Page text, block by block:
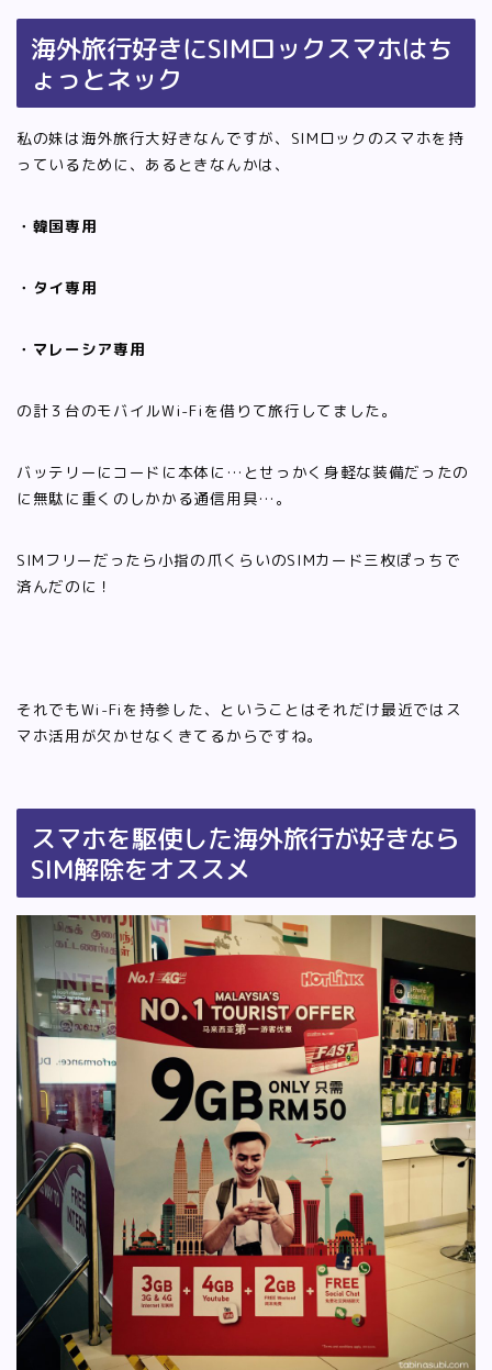
海外旅行好きにSIMロックスマホはち
ょっとネック
私の妹は海外旅行大好きなんですが、SIMロックのスマホを持
っているために、あるときなんかは、
・韓国専用
・タイ専用
・マレーシア専用
の計３台のモバイルWi-Fiを借りて旅行してました。
バッテリーにコードに本体に…とせっかく身軽な装備だったの
に無駄に重くのしかかる通信用具…。
SIMフリーだったら小指の爪くらいのSIMカード三枚ぽっちで
済んだのに！
それでもWi-Fiを持参した、ということはそれだけ最近ではス
マホ活用が欠かせなくきてるからですね。
スマホを駆使した海外旅行が好きなら
SIM解除をオススメ